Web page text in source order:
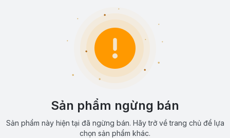
Sản phẩm ngừng bán
Sản phẩm này hiện tại đã ngừng bán. Hãy trở về trang chủ để lựa
chọn sản phẩm khác.